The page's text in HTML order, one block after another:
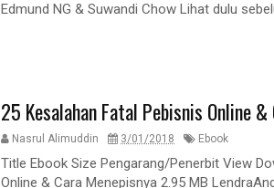
Edmund NG & Suwandi Chow Lihat dulu
25 Kesalahan Fatal Pebisnis Online
Nasrul Alimuddin 3/01/2018 Ebook
Title Ebook Size Pengarang/Penerbit View
Online & Cara Menepisnya 2.95 MB